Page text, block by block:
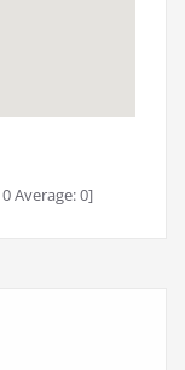
0Average:0]